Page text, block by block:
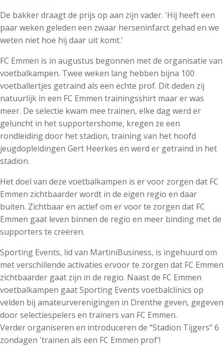
De bakker draagt de prijs op aan zijn vader. 'Hij heeft een
paar weken geleden een zwaar herseninfarct gehad en we
weten niet hoe hij daar uit komt.'
FC Emmen is in augustus begonnen met de organisatie van
voetbalkampen. Twee weken lang hebben bijna 100
voetballertjes getraind als een echte prof. Dit deden zij
natuurlijk in een FC Emmen trainingsshirt maar er was
meer. De selectie kwam mee trainen, elke dag werd er
geluncht in het supportershome, kregen ze een
rondleiding door het stadion, training van het hoofd
jeugdopleidingen Gert Heerkes en werd er getraind in het
stadion.
Het doel van deze voetbalkampen is er voor zorgen dat FC
Emmen zichtbaarder wordt in de eigen regio en daar
buiten. Zichtbaar en actief om er voor te zorgen dat FC
Emmen gaat leven binnen de regio en meer binding met de
supporters te creëren.
Sporting Events, lid van MartiniBusiness, is ingehuurd om
met verschillende activaties ervoor te zorgen dat FC Emmen
zichtbaarder gaat zijn in de regio. Naast de FC Emmen
voetbalkampen gaat Sporting Events voetbalclinics op
velden bij amateurverenigingen in Drenthe geven, gegeven
door selectiespelers en trainers van FC Emmen.
Verder organiseren en introduceren de “Stadion Tijgers” 6
zondagen 'trainen als een FC Emmen prof'!